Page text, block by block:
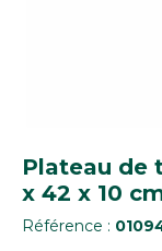
Plateau de
x 42 x 10
Référence :